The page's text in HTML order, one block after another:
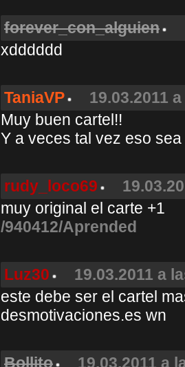
forever_con_alguien
xdddddd
TaniaVP
19.03.2011
Muy buen cartel!!
Y a veces tal vez eso
rudy_loco69
muy original el carte +1
/940412/Aprended
Luz30
19.03.2011 a
este debe ser el cartel
desmotivaciones.es wn
Bollito
19.03.2011 a